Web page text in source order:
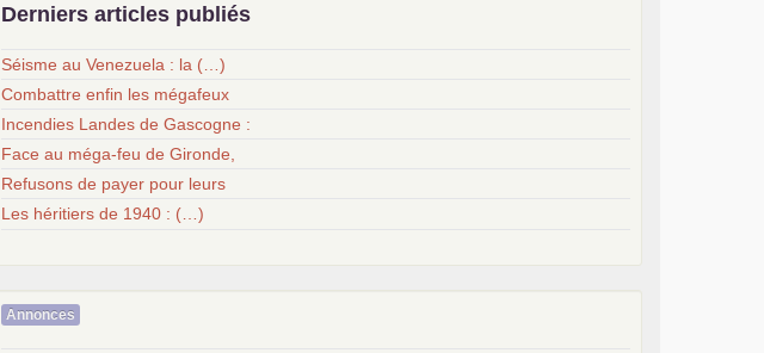
Derniers articles publiés
Séisme au Venezuela : la (…)
Combattre enfin les mégafeux
Incendies Landes de Gascogne :
Face au méga-feu de Gironde,
Refusons de payer pour leurs
Les héritiers de 1940 : (…)
Annonces